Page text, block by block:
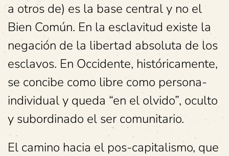
a otros de) es la base central y no el
Bien Común. En la esclavitud existe la
negación de la libertad absoluta de los
esclavos. En Occidente, históricamente,
se concibe como libre como persona-
individual y queda “en el olvido”, oculto
y subordinado el ser comunitario.
El camino hacia el pos-capitalismo, que